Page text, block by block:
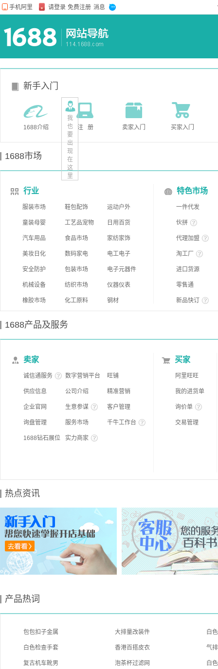
新手入门
1688介绍 注 册 卖家入门 买家入门
1688市场
行业
服装市场 鞋包配饰 运动户外
童装母婴 工艺品宠物 日用百货
汽车用品 食品市场 家纺家饰
美妆日化 数码家电 电工电子
安全防护 包装市场 电子元器件
机械设备 纺织市场 仪器仪表
橡胶市场 化工原料 钢材
特色市场
一件代发
伙拼
代理加盟
淘工厂
进口货源
零售通
新品快订
1688产品及服务
卖家
诚信通服务 数字营销平台 旺铺
供应信息 公司介绍 精准营销
企业官网 生意参谋 客户管理
询盘管理 服务市场 千牛工作台
1688钻石展位 实力商家
买家
阿里旺旺
我的进货单
询价单
交易管理
热点资讯
产品热词
包包扣子金属 大排量改装件 白
白色检查手套 香港百搭皮衣 气
复古机车靴男 泡茶杯过滤网 白
我
也
要
出
现
在
这
里